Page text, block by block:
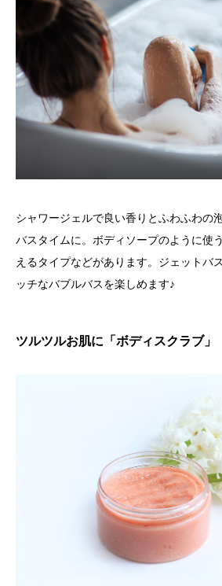
シャワージェルで良い香りとふわふわの
バスタイムに。ボディソープのように使
えるタイプなどがあります。ジェットバ
ッチなバブルバスを楽しめます♪
ツルツルお肌に「ボディスクラブ」